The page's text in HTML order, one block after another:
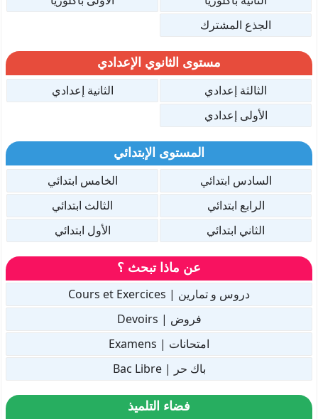
الجذع المشترك
مستوى الثانوي الإعدادي
الثالثة إعدادي
الثانية إعدادي
الأولى إعدادي
المستوى الإبتدائي
السادس ابتدائي
الخامس ابتدائي
الرابع ابتدائي
الثالث ابتدائي
الثاني ابتدائي
الأول ابتدائي
عن ماذا تبحث ؟
دروس و تمارين | Cours et Exercices
فروض | Devoirs
امتحانات | Examens
باك حر | Bac Libre
فضاء التلميذ